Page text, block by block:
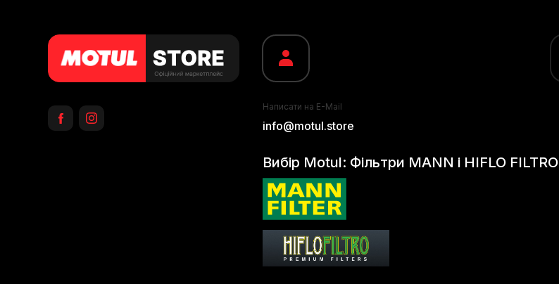
Написати на E-Mail
info@motul.store
Вибір Motul: Фільтри MANN і HIFLO FILTRO